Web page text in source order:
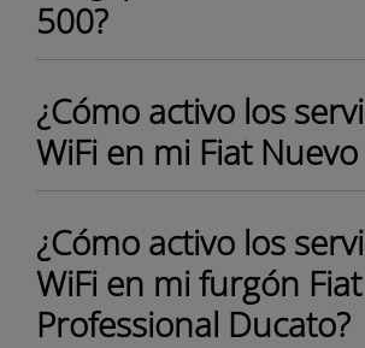
500?
¿Cómo activo los
WiFi en mi Fiat
¿Cómo activo los
WiFi en mi furgón Fiat
Professional Ducato?